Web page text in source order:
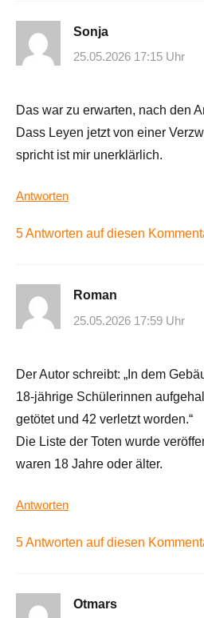
Sonja
25.05.2026 17:15 Uhr
Das war zu erwarten, nach den
Dass Leyen jetzt von einer
spricht ist mir unerklärlich.
Antworten
5 Antworten auf diesen
Roman
25.05.2026 17:59 Uhr
Der Autor schreibt: „In dem
18-jährige Schülerinnen
getötet und 42 verletzt worden.“
Die Liste der Toten wurde
waren 18 Jahre oder älter.
Antworten
5 Antworten auf diesen
Otmars